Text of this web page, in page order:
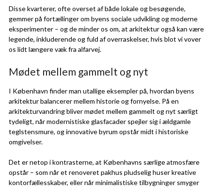
Disse kvarterer, ofte overset af både lokale og besøgende,
gemmer på fortællinger om byens sociale udvikling og moderne
eksperimenter – og de minder os om, at arkitektur også kan være
legende, inkluderende og fuld af overraskelser, hvis blot vi vover
os lidt længere væk fra alfarvej.
Mødet mellem gammelt og nyt
I København finder man utallige eksempler på, hvordan byens
arkitektur balancerer mellem historie og fornyelse. På en
arkitekturvandring bliver mødet mellem gammelt og nyt særligt
tydeligt, når modernistiske glasfacader spejler sig i ældgamle
teglstensmure, og innovative byrum opstår midt i historiske
omgivelser.
Det er netop i kontrasterne, at Københavns særlige atmosfære
opstår – som når et renoveret pakhus pludselig huser kreative
kontorfællesskaber, eller når minimalistiske tilbygninger smyger